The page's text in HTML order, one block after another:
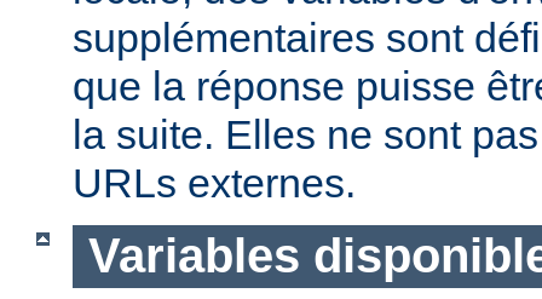
supplémentaires sont
que la réponse puisse
la suite. Elles ne sont
URLs externes.
Variables